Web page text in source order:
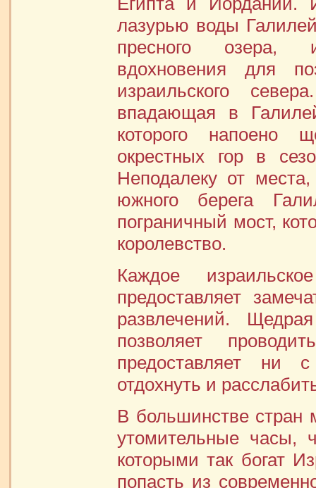
лазурью воды
пресного озера,
вдохновения для
израильского
впадающая в
которого напоено
окрестных гор в
Неподалеку от
южного берега
пограничный мост,
королевство.
Каждое
предоставляет
развлечений.
позволяет
предоставляет ни
отдохнуть и
В большинстве стран
утомительные часы,
которыми так богат
попасть из